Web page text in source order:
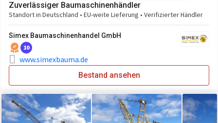
Zuverlässiger Baumaschinenhändler
Standort in Deutschland • EU-weite Lieferung • Verifizierter Händler
Simex Baumaschinenhandel GmbH
10
www.simexbauma.de
Bestand ansehen